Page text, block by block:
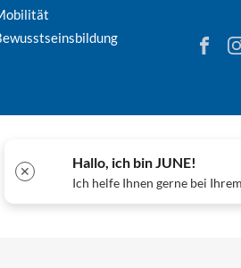
✕
Hallo, ich bin JUNE!
Ich helfe Ihnen gerne bei